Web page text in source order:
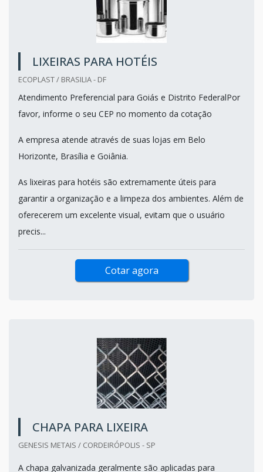
LIXEIRAS PARA HOTÉIS
ECOPLAST / BRASILIA - DF
Atendimento Preferencial para Goiás e Distrito FederalPor
favor, informe o seu CEP no momento da cotação
A empresa atende através de suas lojas em Belo
Horizonte, Brasília e Goiânia.
As lixeiras para hotéis são extremamente úteis para
garantir a organização e a limpeza dos ambientes. Além de
oferecerem um excelente visual, evitam que o usuário
precis...
Cotar agora
CHAPA PARA LIXEIRA
GENESIS METAIS / CORDEIRÓPOLIS - SP
A chapa galvanizada geralmente são aplicadas para